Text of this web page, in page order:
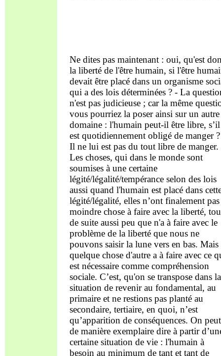
Ne dites pas maintenant : oui, qu'est
la liberté de l'être humain, si l'être
devait être placé dans un organisme
qui a des lois déterminées ? - La
n'est pas judicieuse ; car la même
vous pourriez la poser ainsi sur un autre
domaine : l'humain peut-il être libre, s’il
est quotidiennement obligé de manger
Il ne lui est pas du tout libre de manger.
Les choses, qui dans le monde sont
soumises à une certaine
légité/légalité/tempérance selon des lois
aussi quand l'humain est placé dans
légité/légalité, elles n’ont finalement
moindre chose à faire avec la liberté,
de suite aussi peu que n'a à faire avec le
problème de la liberté que nous ne
pouvons saisir la lune vers en bas. Mais
quelque chose d'autre a à faire avec ce
est nécessaire comme compréhension
sociale. C’est, qu'on se transpose dans la
situation de revenir au fondamental, au
primaire et ne restions pas planté au
secondaire, tertiaire, en quoi, n’est
qu’apparition de conséquences. On peut
de manière exemplaire dire à partir
certaine situation de vie : l'humain à
besoin au minimum de tant et tant de